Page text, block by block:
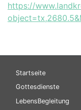
https://
Hauptnavigation
Startseite
Gottesdienste
LebensBegleitung